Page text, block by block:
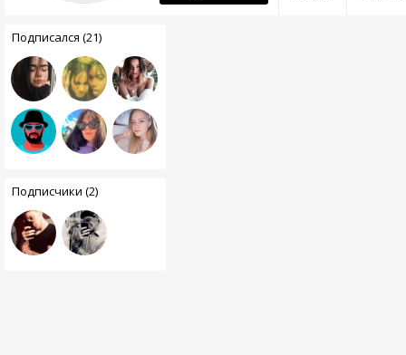
Подписался (21)
Подписчики (2)